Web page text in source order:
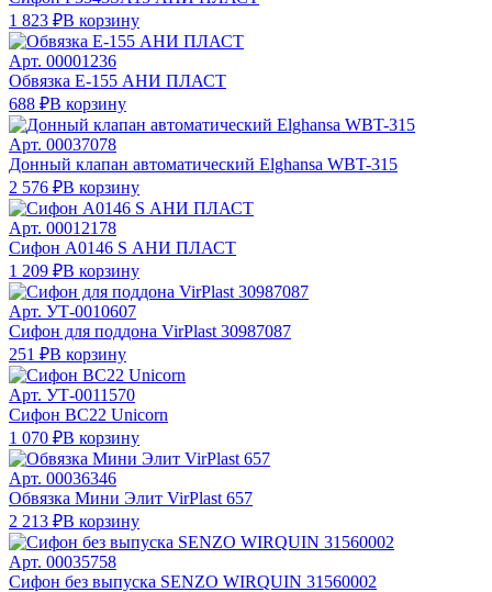
1 823 ₽В корзину
Арт. 00001236
Обвязка Е-155 АНИ ПЛАСТ
688 ₽В корзину
Арт. 00037078
Донный клапан автоматический Elghansa WBT-315
2 576 ₽В корзину
Арт. 00012178
Сифон А0146 S АНИ ПЛАСТ
1 209 ₽В корзину
Арт. УТ-0010607
Сифон для поддона VirPlast 30987087
251 ₽В корзину
Арт. УТ-0011570
Сифон BC22 Unicorn
1 070 ₽В корзину
Арт. 00036346
Обвязка Мини Элит VirPlast 657
2 213 ₽В корзину
Арт. 00035758
Сифон без выпуска SENZO WIRQUIN 31560002